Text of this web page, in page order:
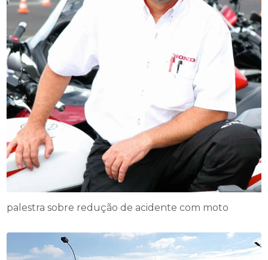
palestra sobre redução de acidente com moto